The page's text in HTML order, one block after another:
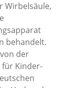
Wirbelsäule,
behandelt.
der
Kinder-